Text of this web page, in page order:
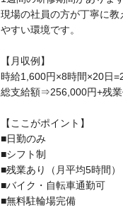
現場の社員の方が丁寧に
やすい環境です。
【月収例】
時給1,600円×8時間×20日
総支給額⇒256,000円+残
【ここがポイント】
■日勤のみ
■シフト制
■残業あり（月平均5時間）
■バイク・自転車通勤可
■無料駐輪場完備